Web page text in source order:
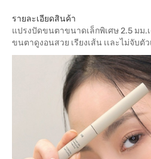
รายละเอียดสินค้า
แปรงปัดขนตาขนาดเล็กพิเศษ 2.5 มม.
ขนตาดูงอนสวย เรียงเส้น เเละไม่จับตั